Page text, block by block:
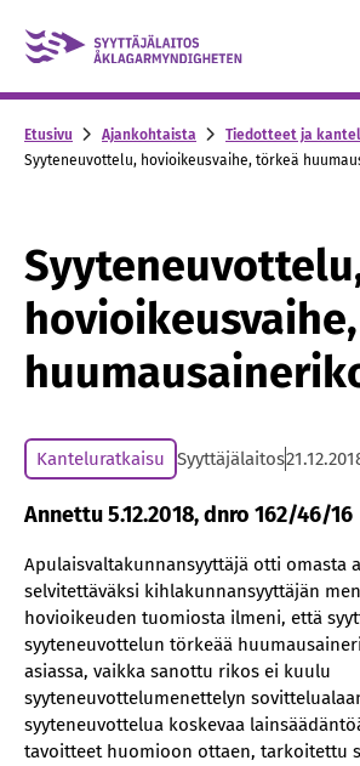
Skip to content -saavutettavuusohje
Etusivu Ajankohtaista
Tiedotteet ja
Syyteneuvottelu, hovioikeusvaihe, törkeä
Kanteluratkaisu Syyttäjälaitos
Annettu 5.12.2018, dnro 162/46/16
Apulaisvaltakunnansyyttäjä otti omasta
selvitettäväksi kihlakunnansyyttäjän
hovioikeuden tuomiosta ilmeni, että
syyteneuvottelun törkeää
asiassa, vaikka sanottu rikos ei kuulu
syyteneuvottelumenettelyn
syyteneuvottelua koskevaa
tavoitteet huomioon ottaen, tarkoitettu